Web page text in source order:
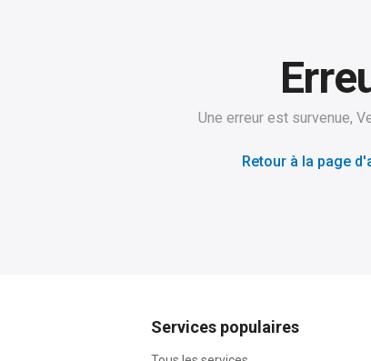
Une erreur est survenue,
Retour à la page
Services populaires